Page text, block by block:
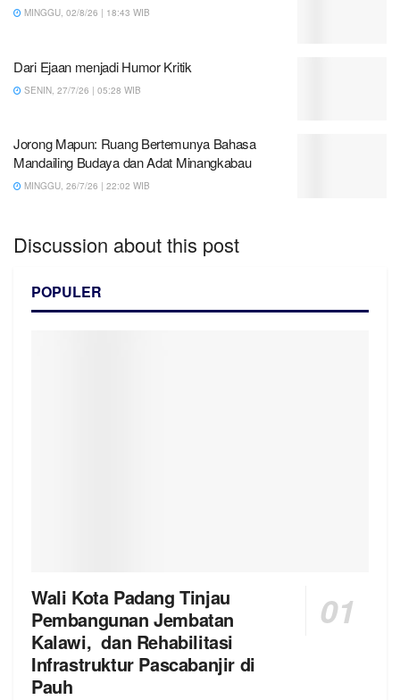
MINGGU, 02/8/26 | 18:43 WIB
Dari Ejaan menjadi Humor Kritik
SENIN, 27/7/26 | 05:28 WIB
Jorong Mapun: Ruang Bertemunya Bahasa
Mandailing Budaya dan Adat Minangkabau
MINGGU, 26/7/26 | 22:02 WIB
Discussion about this post
POPULER
Wali Kota Padang Tinjau
Pembangunan Jembatan
Kalawi, dan Rehabilitasi
Infrastruktur Pascabanjir di
Pauh